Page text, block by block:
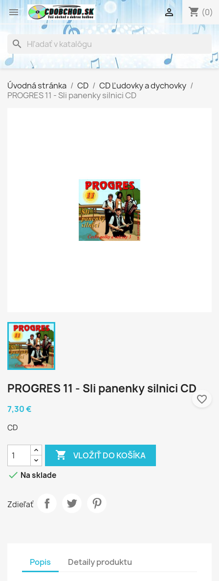
 shopping_cart (0)

search
Úvodná stránka CD
CD Ľudovky a dychovky
PROGRES 11 - Sli panenky silnici CD
PROGRES 11 - Sli panenky silnici CD
7,30 €
CD
 VLOŽIŤ DO KOŠÍKA
favorite_border
 Na sklade
Zdieľať
Popis Detaily produktu